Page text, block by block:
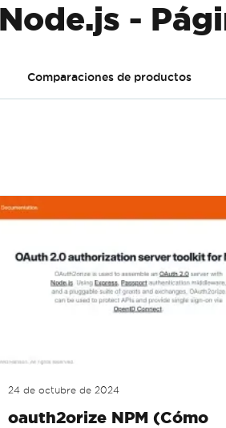
-
Comparaciones de productos
24 de octubre de 2024
oauth2orize NPM (Cómo